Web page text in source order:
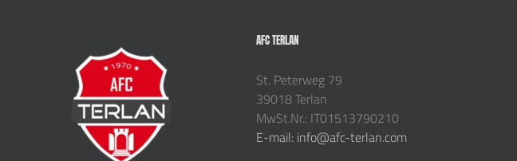
AFC TERLAN
St. Peterweg 79
39018 Terlan
MwSt.Nr.: IT01513790210
E-mail: info@afc-terlan.com